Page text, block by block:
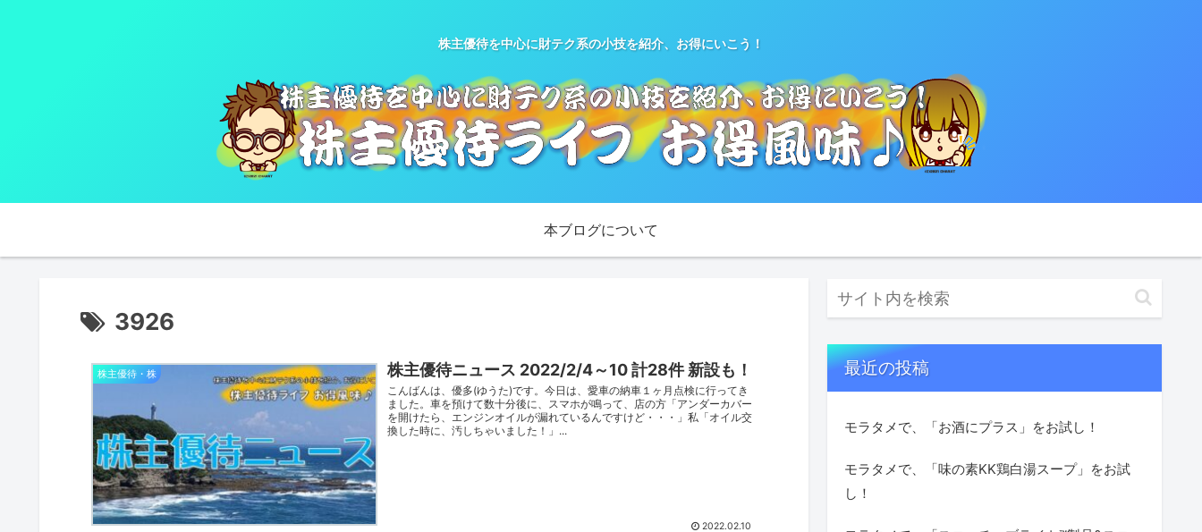
株主優待を中心に財テク系の小技を紹介、お得にいこう！
本ブログについて
3926
株主優待・株 株主優待ニュース 2022/2/4～10 計28件 新設も！
こんばんは、優多(ゆうた)です。今日は、愛車の納車１ヶ月点検に行ってき
ました。車を預けて数十分後に、スマホが鳴って、店の方「アンダーカバー
を開けたら、エンジンオイルが漏れているんですけど・・・」私「オイル交
換した時に、汚しちゃいました！」...
2022.02.10
最近の投稿
モラタメで、「お酒にプラス」をお試し！
モラタメで、「味の素KK鶏白湯スープ」をお試
し！